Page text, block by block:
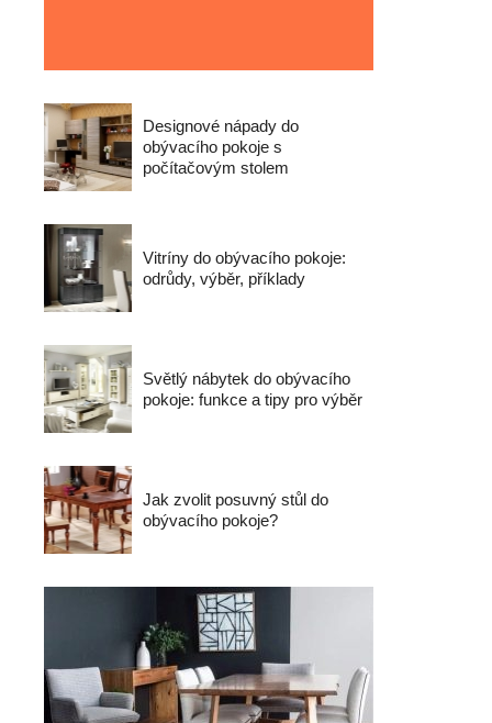
Designové nápady do
obývacího pokoje s
počítačovým stolem
Vitríny do obývacího pokoje:
odrůdy, výběr, příklady
Světlý nábytek do obývacího
pokoje: funkce a tipy pro výběr
Jak zvolit posuvný stůl do
obývacího pokoje?